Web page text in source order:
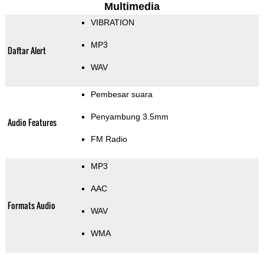
Multimedia
Daftar Alert
VIBRATION
MP3
WAV
Audio Features
Pembesar suara
Penyambung 3.5mm
FM Radio
Formats Audio
MP3
AAC
WAV
WMA